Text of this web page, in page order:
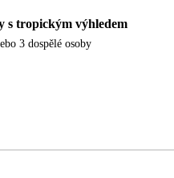
s tropickým výhledem
3 dospělé osoby